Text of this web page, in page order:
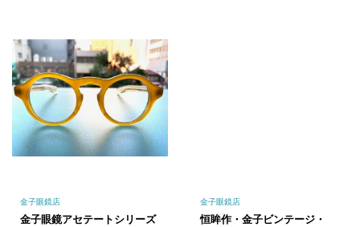
金子眼鏡店
金子眼鏡アセテートシリーズ
金子眼鏡店
恒眸作・金子ビンテージ・